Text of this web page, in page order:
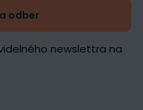
odber
newslettra na